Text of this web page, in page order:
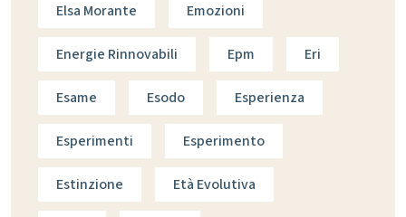
Elsa Morante Emozioni
Energie Rinnovabili Epm Eri
Esame Esodo Esperienza
Esperimenti Esperimento
Estinzione Età Evolutiva